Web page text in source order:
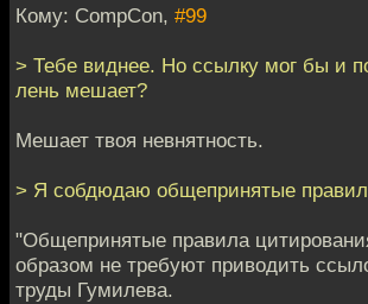
Кому: CompCon, #99
> Тебе виднее. Но ссылку мог бы и
лень мешает?
Мешает твоя невнятность.
> Я собдюдаю общепринятые
"Общепринятые правила
образом не требуют приводить
труды Гумилева.